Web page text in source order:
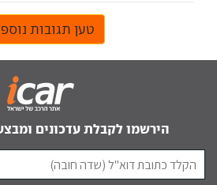
טען תגובות
הירשמו לקבלת עדכונים